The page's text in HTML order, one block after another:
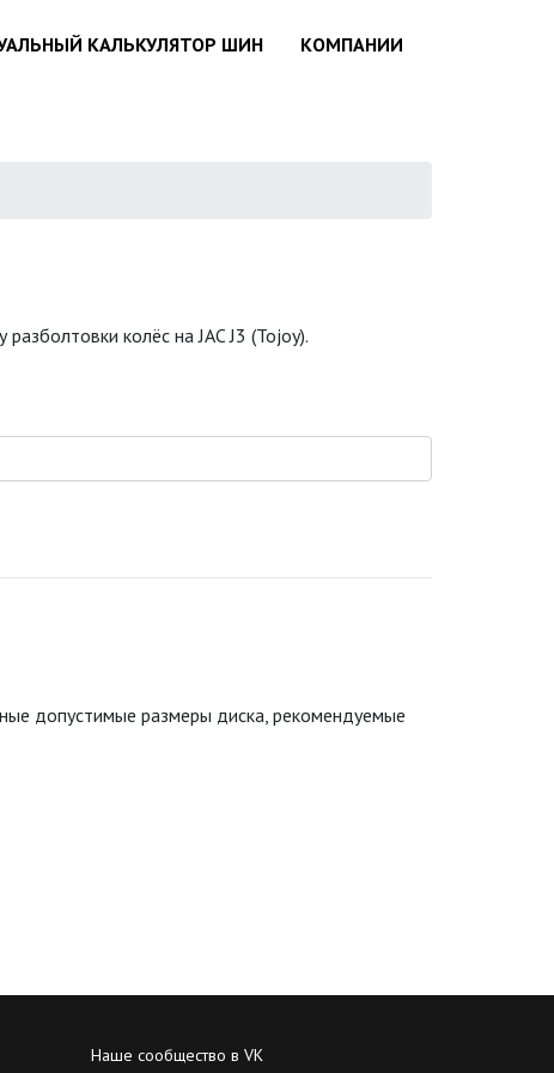
КАЛЬКУЛЯТОР ШИН КОМПАНИИ
колёс на JAC J3 (Tojoy).
допустимые размеры диска, рекомендуемые
Наше сообщество в VK